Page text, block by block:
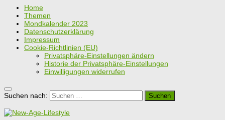
Home
Themen
Mondkalender 2023
Datenschutzerklärung
Impressum
Cookie-Richtlinien (EU)
Privatsphäre-Einstellungen ändern
Historie der Privatsphäre-Einstellungen
Einwilligungen widerrufen
Suchen nach: